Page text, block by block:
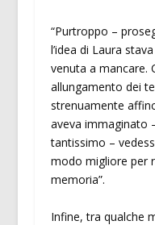
“Purtroppo –
l’idea di Laura
venuta a mancare.
allungamento dei
strenuamente
aveva immaginato
tantissimo –
modo migliore per
memoria”.
Infine, tra qualche